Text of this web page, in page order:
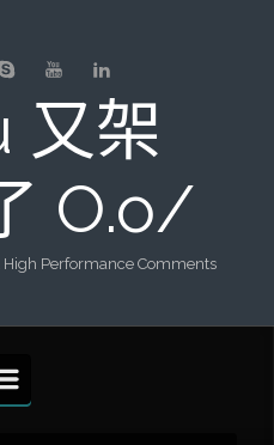
又架
O.o/
High Performance Comments